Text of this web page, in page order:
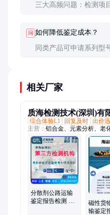
三大高频问题：检测项
非商品名）。
问 如何降低鉴定成本？
同类产品可申请系列型
相关厂家
质海检测技术(深圳)有
综合体验L1
回复及时 出价
主营： 铝合金、元素分析、老
汽车材料、第三方检测、高
方、检测机构检测、检测表面
分散剂公路运输
鉴定报告检测 质
磁性货
输鉴定